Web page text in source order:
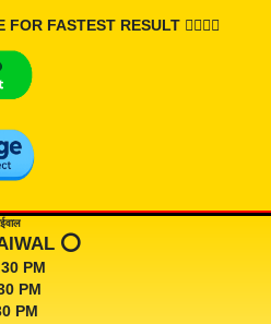
FASTEST RESULT 👇🏾👇🏾
⭕️
PM
PM
PM